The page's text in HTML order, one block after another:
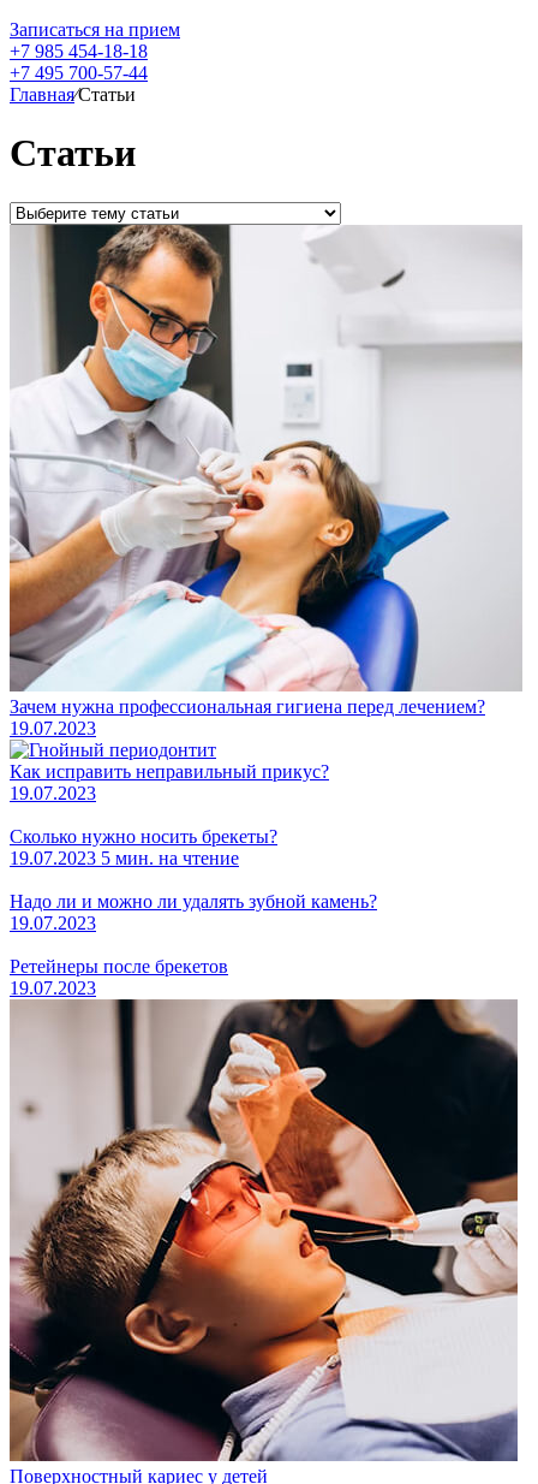
Записаться на прием
+7 985 454-18-18
+7 495 700-57-44
Главная⁄Статьи
Статьи
Зачем нужна профессиональная гигиена перед лечением?
19.07.2023
Как исправить неправильный прикус?
19.07.2023
Сколько нужно носить брекеты?
19.07.2023 5 мин. на чтение
Надо ли и можно ли удалять зубной камень?
19.07.2023
Ретейнеры после брекетов
19.07.2023
Поверхностный кариес у детей